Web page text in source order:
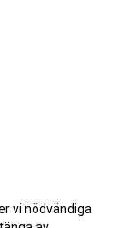
vi nödvändiga